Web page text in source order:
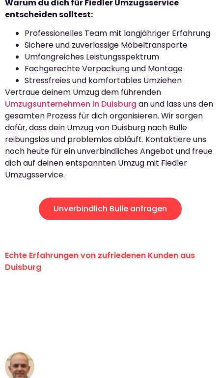
Warum du dich für Fiedler Umzugsservice
entscheiden solltest:
Professionelles Team mit langjähriger Erfahrung
Sichere und zuverlässige Möbeltransporte
Umfangreiches Leistungsspektrum
Fachgerechte Verpackung und Montage
Stressfreies und komfortables Umziehen
Vertraue deinem Umzug dem führenden
Umzugsunternehmen in Duisburg an und lass uns den
gesamten Prozess für dich organisieren. Wir sorgen
dafür, dass dein Umzug von Duisburg nach Bulle
reibungslos und problemlos abläuft. Kontaktiere uns
noch heute für ein unverbindliches Angebot und freue
dich auf deinen entspannten Umzug mit Fiedler
Umzugsservice.
Unverbindlich Bulle anfragen
Echte Erfahrungen von zufriedenen Kunden aus
Duisburg